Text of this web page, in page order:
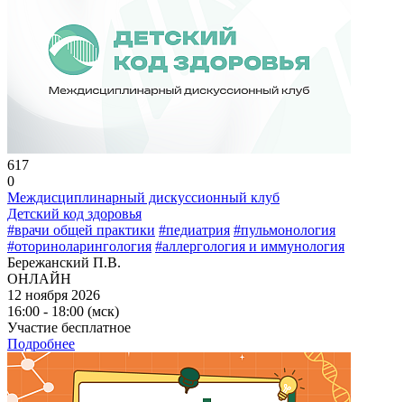
617
0
Междисциплинарный дискуссионный клуб
Детский код здоровья
#врачи общей практики #педиатрия #пульмонология
#оториноларингология #аллергология и иммунология
Бережанский П.В.
ОНЛАЙН
12 ноября 2026
16:00 - 18:00 (мск)
Участие бесплатное
Подробнее